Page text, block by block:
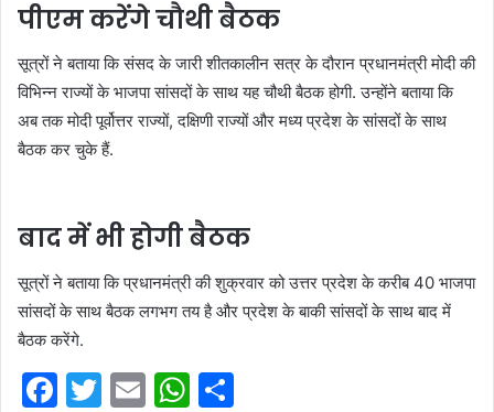
पीएम करेंगे चौथी बैठक
सूत्रों ने बताया कि संसद के जारी शीतकालीन सत्र के दौरान प्रधानमंत्री मोदी की
विभिन्न राज्यों के भाजपा सांसदों के साथ यह चौथी बैठक होगी. उन्होंने बताया कि
अब तक मोदी पूर्वोत्तर राज्यों, दक्षिणी राज्यों और मध्य प्रदेश के सांसदों के साथ
बैठक कर चुके हैं.
बाद में भी होगी बैठक
सूत्रों ने बताया कि प्रधानमंत्री की शुक्रवार को उत्तर प्रदेश के करीब 40 भाजपा
सांसदों के साथ बैठक लगभग तय है और प्रदेश के बाकी सांसदों के साथ बाद में
बैठक करेंगे.
F
T
E
W